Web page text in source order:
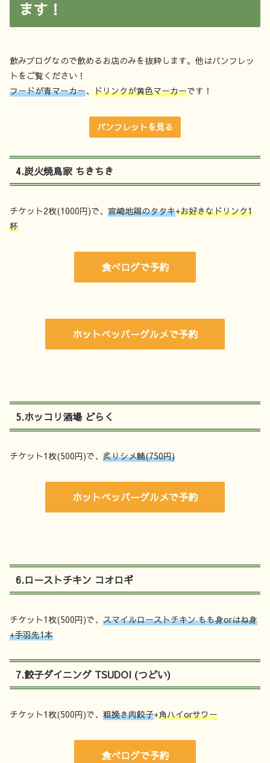
ます！
飲みブログなので飲めるお店のみを抜粋します。他はパンフレッ
トをご覧ください！
フードが青マーカー、 ドリンクが黄色マーカーです！
パンフレットを見る
4.炭火焼鳥家 ちきちき
チケット2枚(1000円)で、 宮崎地鶏のタタキ+お好きなドリンク1
杯
食べログで予約
ホットペッパーグルメで予約
5.ホッコリ酒場 どらく
チケット1枚(500円)で、 炙りシメ鯖(750円)
ホットペッパーグルメで予約
6.ローストチキン コオロギ
チケット1枚(500円)で、 スマイルローストチキン もも身orはね身
+手羽先1本
7.餃子ダイニング TSUDOI (つどい)
チケット1枚(500円)で、 粗挽き肉餃子+角ハイorサワー
食べログで予約